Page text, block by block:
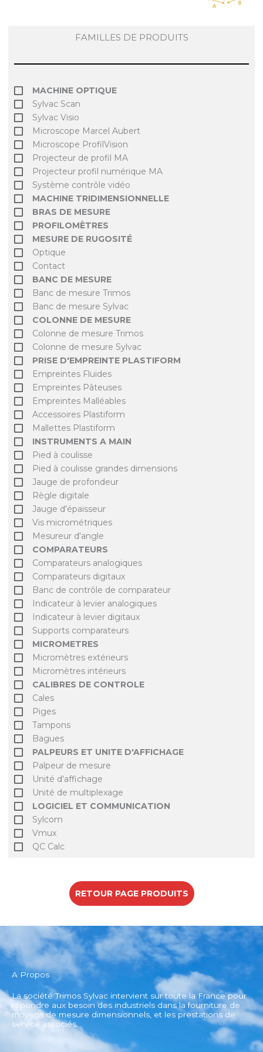
FAMILLES DE PRODUITS
MACHINE OPTIQUE
Sylvac Scan
Sylvac Visio
Microscope Marcel Aubert
Microscope ProfilVision
Projecteur de profil MA
Projecteur profil numérique MA
Système contrôle vidéo
MACHINE TRIDIMENSIONNELLE
BRAS DE MESURE
PROFILOMÈTRES
MESURE DE RUGOSITÉ
Optique
Contact
BANC DE MESURE
Banc de mesure Trimos
Banc de mesure Sylvac
COLONNE DE MESURE
Colonne de mesure Trimos
Colonne de mesure Sylvac
PRISE D'EMPREINTE PLASTIFORM
Empreintes Fluides
Empreintes Pâteuses
Empreintes Malléables
Accessoires Plastiform
Mallettes Plastiform
INSTRUMENTS A MAIN
Pied à coulisse
Pied à coulisse grandes dimensions
Jauge de profondeur
Règle digitale
Jauge d'épaisseur
Vis micrométriques
Mesureur d'angle
COMPARATEURS
Comparateurs analogiques
Comparateurs digitaux
Banc de contrôle de comparateur
Indicateur à levier analogiques
Indicateur à levier digitaux
Supports comparateurs
MICROMETRES
Micromètres extérieurs
Micromètres intérieurs
CALIBRES DE CONTROLE
Cales
Piges
Tampons
Bagues
PALPEURS ET UNITE D'AFFICHAGE
Palpeur de mesure
Unité d'affichage
Unité de multiplexage
LOGICIEL ET COMMUNICATION
Sylcom
Vmux
QC Calc
RETOUR PAGE PRODUITS
A Propos
La société Trimos Sylvac intervient sur toute la France pour
répondre aux besoin des industriels dans la fourniture de
moyens de mesure dimensionnels, et les prestations de
service associés.